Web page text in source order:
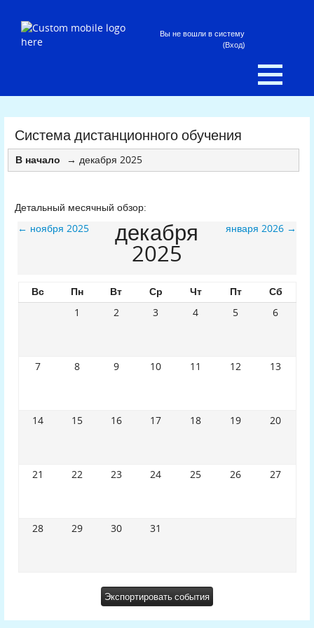
Вы не вошли в систему
(Вход)
Система дистанционного обучения
В начало → декабря 2025
Детальный месячный обзор:
← ноября 2025 декабря
2025
января 2026 →
Вс Пн Вт Ср Чт Пт Сб
1 2 3 4 5 6
7 8 9 10 11 12 13
14 15 16 17 18 19 20
21 22 23 24 25 26 27
28 29 30 31